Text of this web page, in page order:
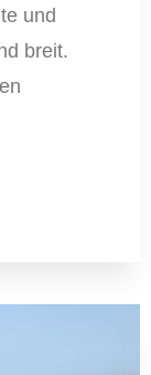
und
breit.